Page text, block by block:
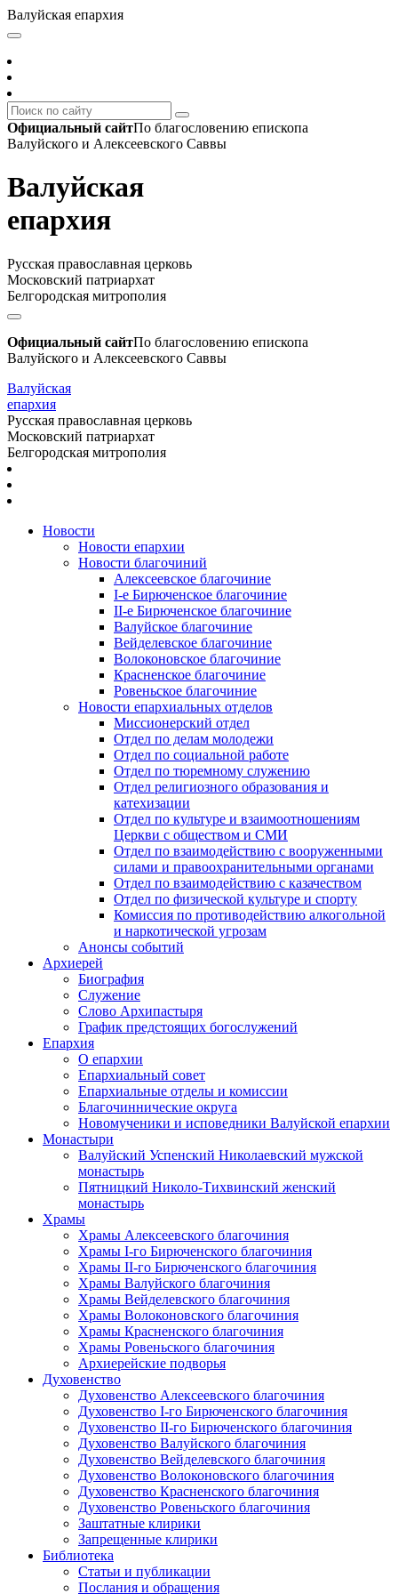
Валуйская епархия
Официальный сайтПо благословению епископа
Валуйского и Алексеевского Саввы
Валуйская
епархия
Русская православная церковь
Московский патриархат
Белгородская митрополия
Официальный сайтПо благословению епископа
Валуйского и Алексеевского Саввы
Валуйская
епархия
Русская православная церковь
Московский патриархат
Белгородская митрополия
Новости
Новости епархии
Новости благочиний
Алексеевское благочиние
I-е Бирюченское благочиние
II-е Бирюченское благочиние
Валуйское благочиние
Вейделевское благочиние
Волоконовское благочиние
Красненское благочиние
Ровеньское благочиние
Новости епархиальных отделов
Миссионерский отдел
Отдел по делам молодежи
Отдел по социальной работе
Отдел по тюремному служению
Отдел религиозного образования и
катехизации
Отдел по культуре и взаимоотношениям
Церкви с обществом и СМИ
Отдел по взаимодействию с вооруженными
силами и правоохранительными органами
Отдел по взаимодействию с казачеством
Отдел по физической культуре и спорту
Комиссия по противодействию алкогольной
и наркотической угрозам
Анонсы событий
Архиерей
Биография
Служение
Слово Архипастыря
График предстоящих богослужений
Епархия
О епархии
Епархиальный совет
Епархиальные отделы и комиссии
Благочиннические округа
Новомученики и исповедники Валуйской епархии
Монастыри
Валуйский Успенский Николаевский мужской
монастырь
Пятницкий Николо-Тихвинский женский
монастырь
Храмы
Храмы Алексеевского благочиния
Храмы I-го Бирюченского благочиния
Храмы II-го Бирюченского благочиния
Храмы Валуйского благочиния
Храмы Вейделевского благочиния
Храмы Волоконовского благочиния
Храмы Красненского благочиния
Храмы Ровеньского благочиния
Архиерейские подворья
Духовенство
Духовенство Алексеевского благочиния
Духовенство I-го Бирюченского благочиния
Духовенство II-го Бирюченского благочиния
Духовенство Валуйского благочиния
Духовенство Вейделевского благочиния
Духовенство Волоконовского благочиния
Духовенство Красненского благочиния
Духовенство Ровеньского благочиния
Заштатные клирики
Запрещенные клирики
Библиотека
Статьи и публикации
Послания и обращения